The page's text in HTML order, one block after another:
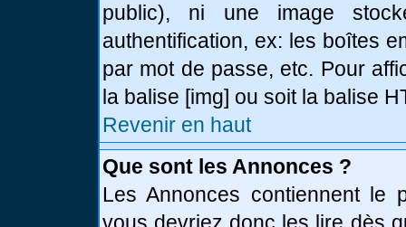
public), ni une image
authentification, ex: les boîtes
par mot de passe, etc. Pour
la balise [img] ou soit la balise
Revenir en haut
Que sont les Annonces ?
Les Annonces contiennent le